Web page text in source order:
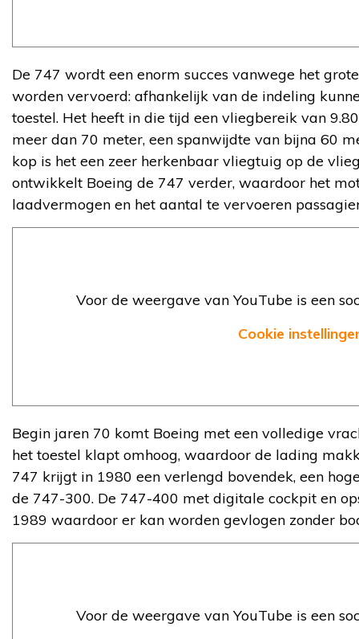
De 747 wordt een enorm succes vanwege het
worden vervoerd: afhankelijk van de indeling
toestel. Het heeft in die tijd een vliegbereik van
meer dan 70 meter, een spanwijdte van bijna 60
kop is het een zeer herkenbaar vliegtuig op de
ontwikkelt Boeing de 747 verder, waardoor het
laadvermogen en het aantal te vervoeren
Voor de weergave van YouTube is een
Cookie
Begin jaren 70 komt Boeing met een volledige
het toestel klapt omhoog, waardoor de lading
747 krijgt in 1980 een verlengd bovendek, een
de 747-300. De 747-400 met digitale cockpit en
1989 waardoor er kan worden gevlogen zonder
Voor de weergave van YouTube is een